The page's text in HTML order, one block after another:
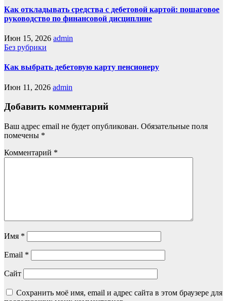
Как откладывать средства с дебетовой картой: пошаговое
руководство по финансовой дисциплине
Июн 15, 2026 admin
Без рубрики
Как выбрать дебетовую карту пенсионеру
Июн 11, 2026 admin
Добавить комментарий
Ваш адрес email не будет опубликован. Обязательные поля
помечены *
Комментарий *
Имя *
Email *
Сайт
Сохранить моё имя, email и адрес сайта в этом браузере для